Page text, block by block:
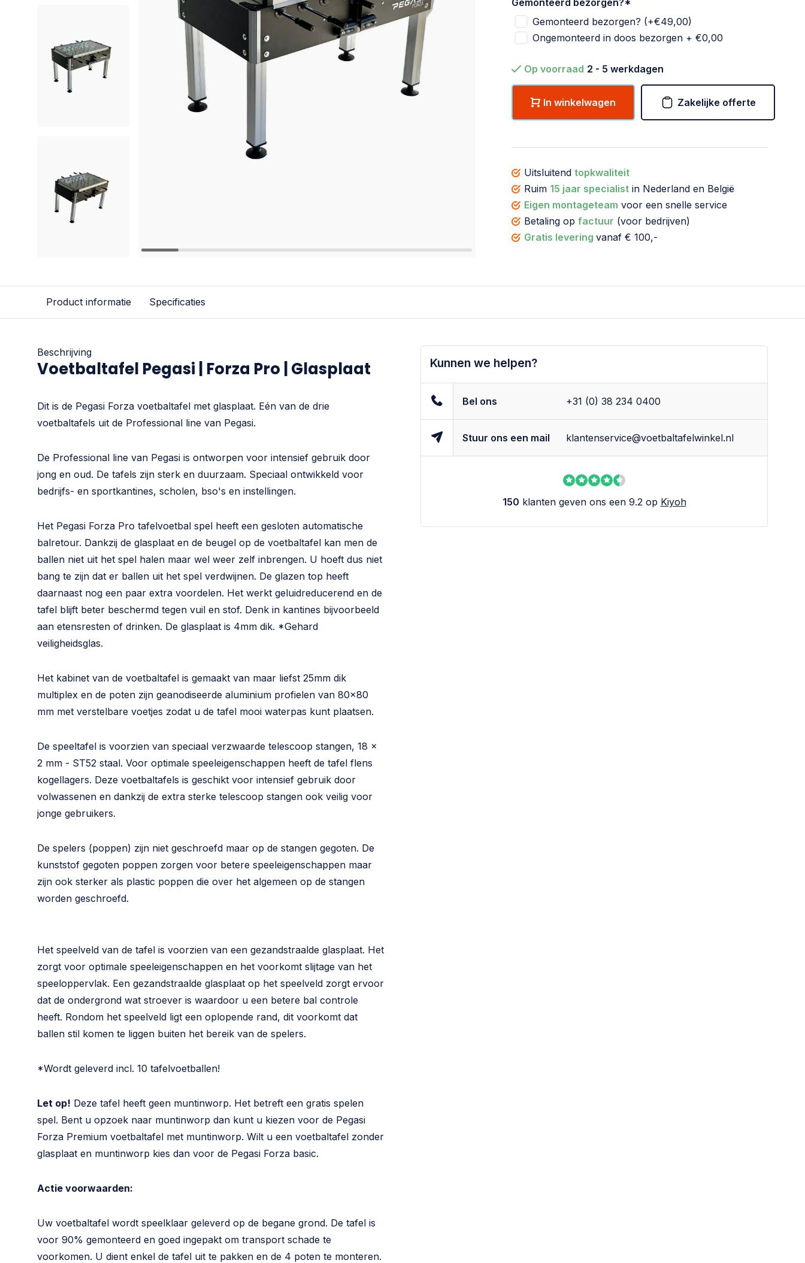
Gemonteerd bezorgen?*
Gemonteerd bezorgen? (+€49,00)
Ongemonteerd in doos bezorgen + €0,00
Op voorraad 2 - 5 werkdagen
In winkelwagen Zakelijke offerte
Uitsluitend topkwaliteit
Ruim 15 jaar specialist in Nederland en België
Eigen montageteam voor een snelle service
Betaling op factuur (voor bedrijven)
Gratis levering vanaf € 100,-
Product informatie Specificaties
Beschrijving
Voetbaltafel Pegasi | Forza Pro | Glasplaat
Dit is de Pegasi Forza voetbaltafel met glasplaat. Eén van de drie
voetbaltafels uit de Professional line van Pegasi.
De Professional line van Pegasi is ontworpen voor intensief gebruik door
jong en oud. De tafels zijn sterk en duurzaam. Speciaal ontwikkeld voor
bedrijfs- en sportkantines, scholen, bso's en instellingen.
Het Pegasi Forza Pro tafelvoetbal spel heeft een gesloten automatische
balretour. Dankzij de glasplaat en de beugel op de voetbaltafel kan men de
ballen niet uit het spel halen maar wel weer zelf inbrengen. U hoeft dus niet
bang te zijn dat er ballen uit het spel verdwijnen. De glazen top heeft
daarnaast nog een paar extra voordelen. Het werkt geluidreducerend en de
tafel blijft beter beschermd tegen vuil en stof. Denk in kantines bijvoorbeeld
aan etensresten of drinken. De glasplaat is 4mm dik. *Gehard
veiligheidsglas.
Het kabinet van de voetbaltafel is gemaakt van maar liefst 25mm dik
multiplex en de poten zijn geanodiseerde aluminium profielen van 80x80
mm met verstelbare voetjes zodat u de tafel mooi waterpas kunt plaatsen.
De speeltafel is voorzien van speciaal verzwaarde telescoop stangen, 18 x
2 mm - ST52 staal. Voor optimale speeleigenschappen heeft de tafel flens
kogellagers. Deze voetbaltafels is geschikt voor intensief gebruik door
volwassenen en dankzij de extra sterke telescoop stangen ook veilig voor
jonge gebruikers.
De spelers (poppen) zijn niet geschroefd maar op de stangen gegoten. De
kunststof gegoten poppen zorgen voor betere speeleigenschappen maar
zijn ook sterker als plastic poppen die over het algemeen op de stangen
worden geschroefd.
Het speelveld van de tafel is voorzien van een gezandstraalde glasplaat. Het
zorgt voor optimale speeleigenschappen en het voorkomt slijtage van het
speeloppervlak. Een gezandstraalde glasplaat op het speelveld zorgt ervoor
dat de ondergrond wat stroever is waardoor u een betere bal controle
heeft. Rondom het speelveld ligt een oplopende rand, dit voorkomt dat
ballen stil komen te liggen buiten het bereik van de spelers.
*Wordt geleverd incl. 10 tafelvoetballen!
Let op! Deze tafel heeft geen muntinworp. Het betreft een gratis spelen
spel. Bent u opzoek naar muntinworp dan kunt u kiezen voor de Pegasi
Forza Premium voetbaltafel met muntinworp. Wilt u een voetbaltafel zonder
glasplaat en muntinworp kies dan voor de Pegasi Forza basic.
Actie voorwaarden:
Uw voetbaltafel wordt speelklaar geleverd op de begane grond. De tafel is
voor 90% gemonteerd en goed ingepakt om transport schade te
voorkomen. U dient enkel de tafel uit te pakken en de 4 poten te monteren.
Kunnen we helpen?
Bel ons +31 (0) 38 234 0400
Stuur ons een mail klantenservice@voetbaltafelwinkel.nl
150 klanten geven ons een 9.2 op Kiyoh